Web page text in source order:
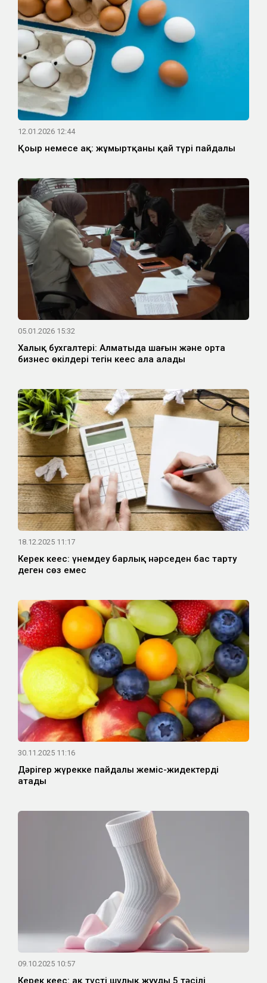
12.01.2026 12:44
Қоңыр немесе ақ: жұмыртқаның қай түрі пайдалы
05.01.2026 15:32
Халық бухгалтері: Алматыда шағын және орта
бизнес өкілдері тегін кеңес ала алады
18.12.2025 11:17
Керек кеңес: үнемдеу барлық нәрседен бас тарту
деген сөз емес
30.11.2025 11:16
Дәрігер жүрекке пайдалы жеміс-жидектерді
атады
09.10.2025 10:57
Керек кеңес: ақ түсті шұлық жуудың 5 тәсілі